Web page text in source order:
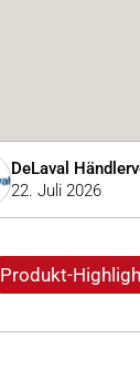
DeLaval
22. Juli 2026
Produkt-